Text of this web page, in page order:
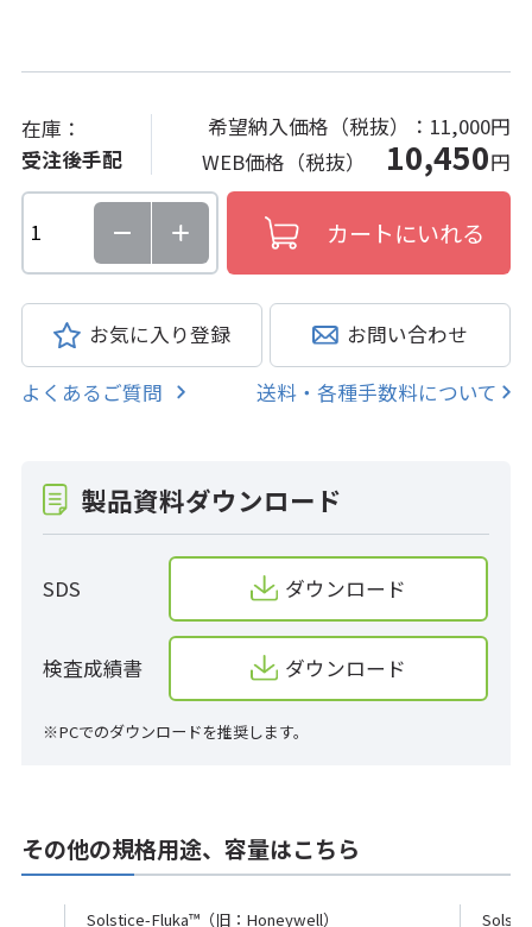
在庫：
受注後手配
希望納入価格（税抜）： 11,000円
WEB価格（税抜） 10,450円
お気に入り登録 お問い合わせ
よくあるご質問 送料・各種手数料について
製品資料ダウンロード
SDS ダウンロード
検査成績書 ダウンロード
※PCでのダウンロードを推奨します。
その他の規格用途、容量はこちら
Solstice-Fluka™（旧：Honeywell）